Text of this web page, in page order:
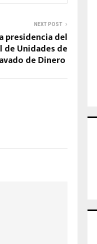
NEXT POST
presidencia del
de Unidades de
de Dinero